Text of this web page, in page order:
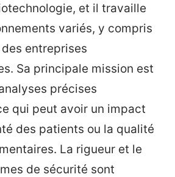
et il travaille
variés, y compris
entreprises
Sa principale mission est
précises
qui peut avoir un impact
des patients ou la qualité
La rigueur et le
de sécurité sont